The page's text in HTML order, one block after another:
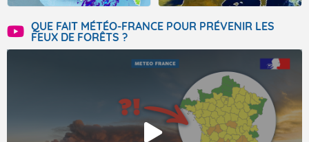
QUE FAIT MÉTÉO-FRANCE POUR PRÉVENIR LES
FEUX DE FORÊTS ?